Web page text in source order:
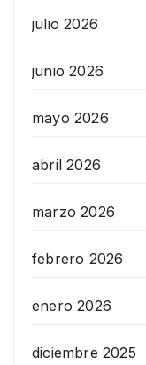
julio 2026
junio 2026
mayo 2026
abril 2026
marzo 2026
febrero 2026
enero 2026
diciembre 2025